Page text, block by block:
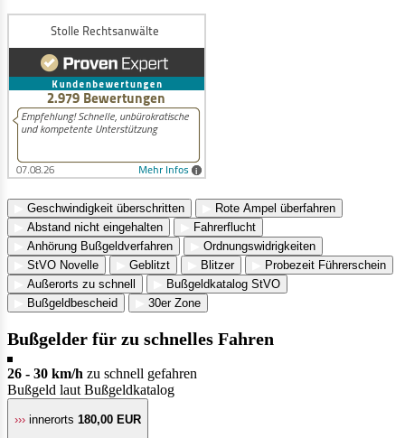
Geschwindigkeit überschritten
Rote Ampel überfahren
Abstand nicht eingehalten
Fahrerflucht
Anhörung Bußgeldverfahren
Ordnungswidrigkeiten
StVO Novelle Geblitzt Blitzer
Probezeit Führerschein
Außerorts zu schnell
Bußgeldkatalog StVO
Bußgeldbescheid 30er Zone
Bußgelder für zu schnelles Fahren
26 - 30 km/h zu schnell gefahren
Bußgeld laut Bußgeldkatalog
››› innerorts 180,00 EUR